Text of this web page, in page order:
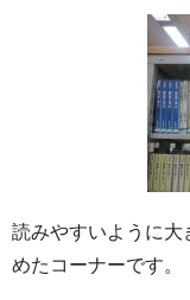
読みやすいように大
めたコーナーです。